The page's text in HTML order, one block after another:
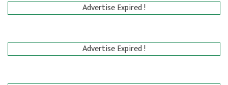
Advertise Expired !
Advertise Expired !